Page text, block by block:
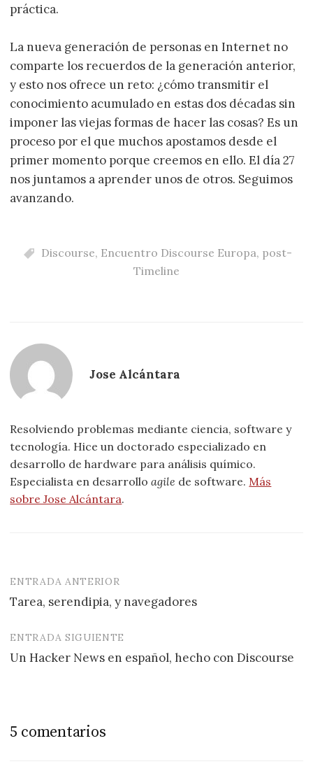
práctica.
La nueva generación de personas en Internet no
comparte los recuerdos de la generación anterior,
y esto nos ofrece un reto: ¿cómo transmitir el
conocimiento acumulado en estas dos décadas sin
imponer las viejas formas de hacer las cosas? Es un
proceso por el que muchos apostamos desde el
primer momento porque creemos en ello. El día 27
nos juntamos a aprender unos de otros. Seguimos
avanzando.
Discourse, Encuentro Discourse Europa, post-
Timeline
Jose Alcántara
Resolviendo problemas mediante ciencia, software y
tecnología. Hice un doctorado especializado en
desarrollo de hardware para análisis químico.
Especialista en desarrolloagile de software. Más
sobre Jose Alcántara.
Navegación
de
entradas
ENTRADA ANTERIOR
Tarea, serendipia, y navegadores
ENTRADA SIGUIENTE
Un Hacker News en español, hecho con Discourse
5 comentarios